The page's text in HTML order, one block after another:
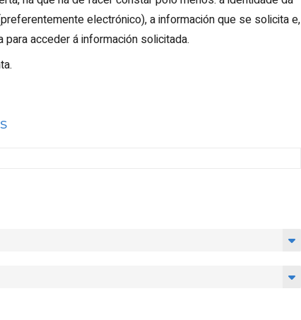
electrónico), a información que se solicita e,
acceder á información solicitada.